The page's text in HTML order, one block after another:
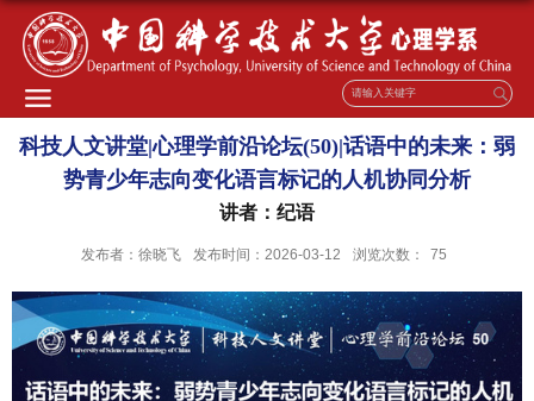
科技人文讲堂|心理学前沿论坛(50)|话语中的未来：弱
势青少年志向变化语言标记的人机协同分析
讲者：纪语
发布者：徐晓飞 发布时间：2026-03-12 浏览次数： 75